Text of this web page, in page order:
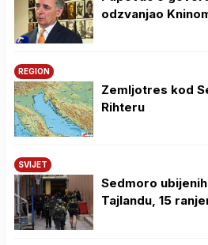
odzvanjao
REGION
Zemljotres kod
Rihteru
SVIJET
Sedmoro
Tajlandu, 15